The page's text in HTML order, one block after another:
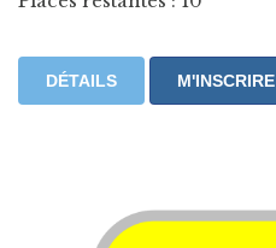
DÉTAILS M'INSCRIRE